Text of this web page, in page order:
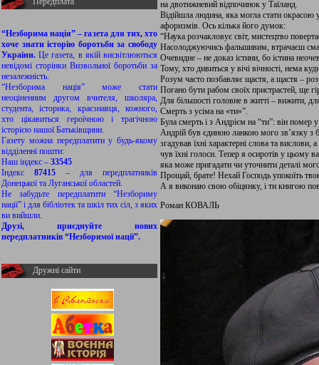
“Незборима нація” – газета для тих, хто
хоче знати історію боротьби за свободу
України.Це газета, в якій висвітлюються
невідомі сторінки Визвольної боротьби за
незалежність.
“Незборима нація” може стати
неоціненним другом вчителя, школяра,
студента, історика, краєзнавця, кожного,
хто цікавиться героїчною і трагічною
історією нашої Батьківщини.
Газету можна передплатити у будь-якому
відділенні пошти:
Наш індекс – 33545
Індекс 87415 – для передплатників
Донецької та Луганської областей.
Не забудьте передплатити “Незбориму
нації” і для бібліотек та шкіл тих сіл, з яких
ви вийшли.
Друзі, приєднуйте нових
передплатників “Незборимої нації”.
Дружні сайти
на двотижневий відпочинок у Таїланд.
Відійшла людина, яка могла стати окрасою
афоризмів. Ось кілька його думок:
“Наука розчакловує світ, мистецтво
Насолоджуючись фальшивим, втрачаєш
Очевидне – не доказ істини, бо істина
Тому, хто дивиться у вічі вічності, нема
Розум часто позбавляє щастя, а щастя –
Погано бути рабом своїх пристрастей, ще
Для більшості головне в житті – вижити,
Смерть з усіма на «ти»”.
Була смерть і з Андрієм на “ти”: він
Андрій був єдиною ланкою мого зв’язку з
згадував їхні характерні слова та вислови,
чув їхні голоси. Тепер я осиротів у
яка може пригадати чи уточнити деталі
Прощай, брате! Нехай Господь упокоїть
А я виконаю свою обіцянку, і ти книгою
Роман КОВАЛЬ